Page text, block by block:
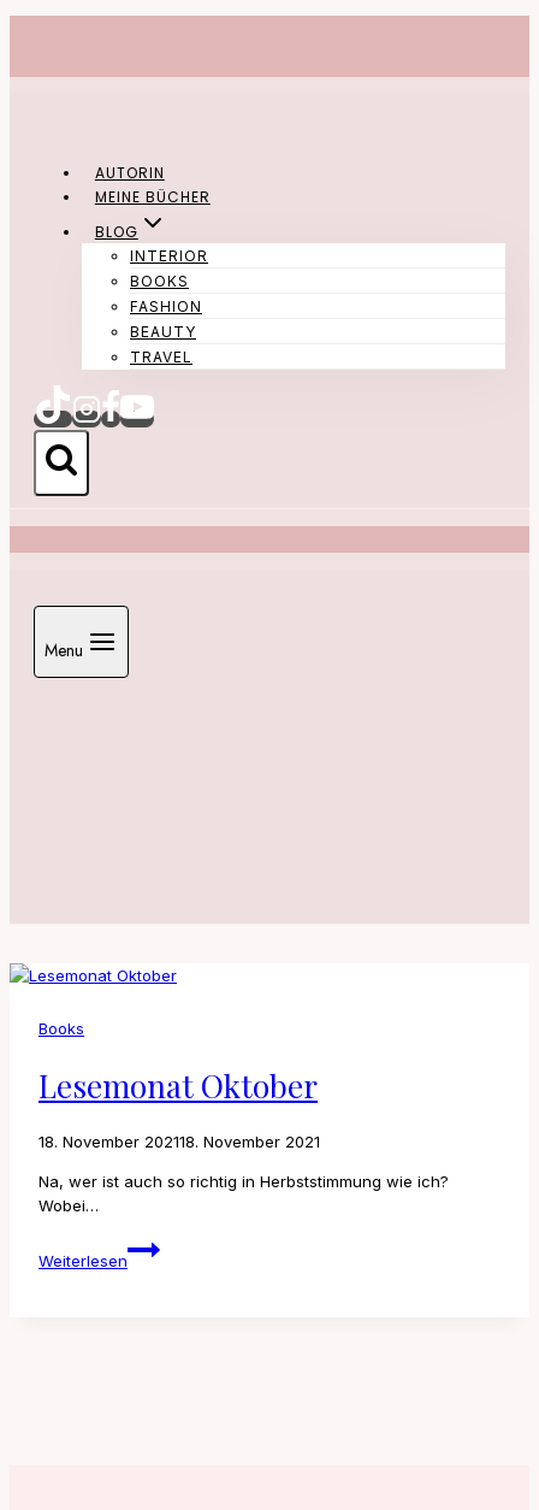
springen
AUTORIN
MEINE BÜCHER
BLOG
INTERIOR
BOOKS
FASHION
BEAUTY
TRAVEL
Menu
Books
Lesemonat Oktober
18. November 202118. November 2021
Na, wer ist auch so richtig in Herbststimmung wie ich?
Wobei…
Weiterlesen
Lesemonat
Oktober